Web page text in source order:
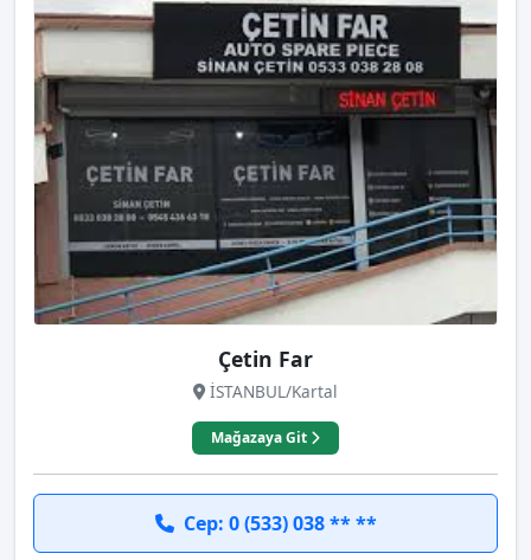
Çetin Far
İSTANBUL/Kartal
Mağazaya Git
Cep: 0 (533) 038 ** **